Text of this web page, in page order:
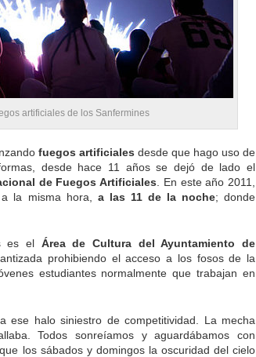
artificiales de los Sanfermines
fuegos artificiales desde que hago uso de
desde hace 11 años se dejó de lado el
de Fuegos Artificiales . En este año 2011,
la misma hora, a las 11 de la noche; donde
es el Área de Cultura del Ayuntamiento de
prohibiendo el acceso a los fosos de la
estudiantes normalmente que trabajan en
ese halo siniestro de competitividad. La mecha
Todos sonreíamos y aguardábamos con
los sábados y domingos la oscuridad del cielo